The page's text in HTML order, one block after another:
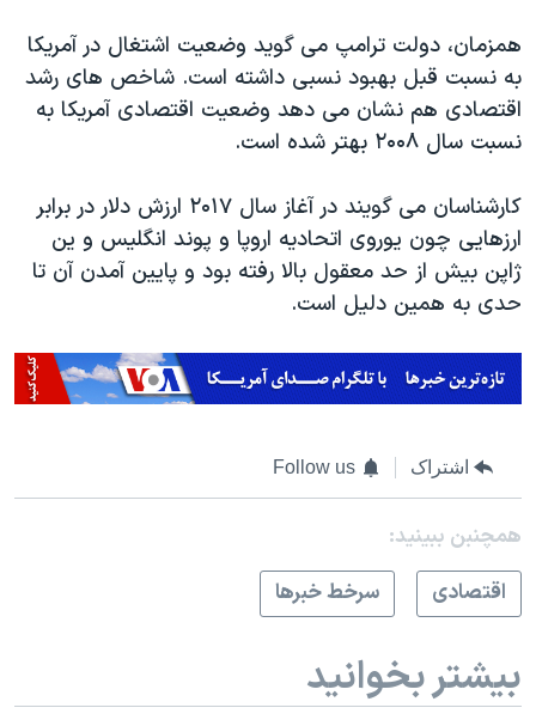
اسرائیل در جنگ
نرگس محمدی برنده جایزه نوبل صلح
همایش محافظه‌کاران آمریکا «سی‌پک»
صفحه‌های ویژه
سفر پرزیدنت ترامپ به چین
همزمان، دولت ترامپ می گوید وضعیت اشتغال در آمریکا
به نسبت قبل بهبود نسبی داشته است. شاخص های رشد
اقتصادی هم نشان می دهد وضعیت اقتصادی آمریکا به
نسبت سال ۲۰۰۸ بهتر شده است.
کارشناسان می گویند در آغاز سال ۲۰۱۷ ارزش دلار در برابر
ارزهایی چون یوروی اتحادیه اروپا و پوند انگلیس و ین
ژاپن بیش از حد معقول بالا رفته بود و پایین آمدن آن تا
حدی به همین دلیل است.
اشتراک Follow us
همچنبن ببینید:
اقتصادی
سرخط خبرها
بیشتر بخوانید